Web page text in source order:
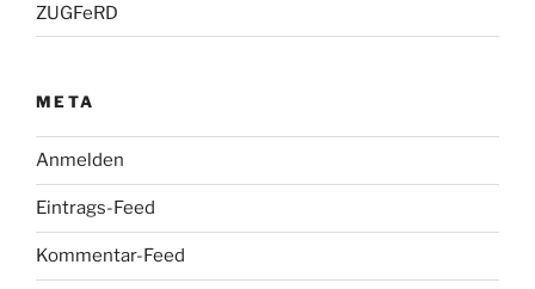
ZUGFeRD
META
Anmelden
Eintrags-Feed
Kommentar-Feed